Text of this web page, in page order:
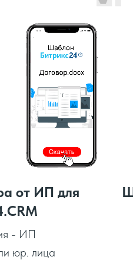
от ИП для
- ИП
юр. лица